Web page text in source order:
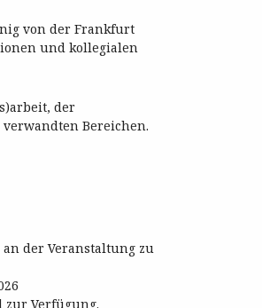
von der Frankfurt
und kollegialen
der
Bereichen.
der Veranstaltung zu
zur Verfügung.